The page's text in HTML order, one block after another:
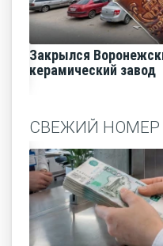
Закрылся
керамический завод
СВЕЖИЙ НОМЕР